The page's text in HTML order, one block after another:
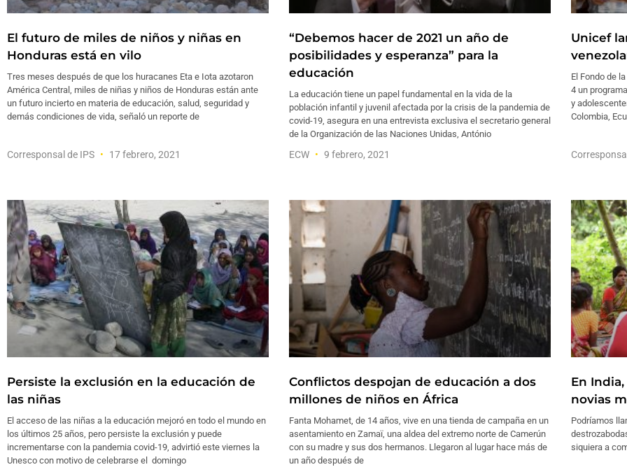
El futuro de miles de niños y niñas en
Honduras está en vilo
Tres meses después de que los huracanes Eta e Iota azotaron
América Central, miles de niñas y niños de Honduras están ante
un futuro incierto en materia de educación, salud, seguridad y
demás condiciones de vida, señaló un reporte de
Corresponsal de IPS 17 febrero, 2021
“Debemos hacer de 2021 un año de
posibilidades y esperanza” para la
educación
La educación tiene un papel fundamental en la vida de la
población infantil y juvenil afectada por la crisis de la pandemia de
covid-19, asegura en una entrevista exclusiva el secretario general
de la Organización de las Naciones Unidas, António
ECW 9 febrero, 2021
Unicef
El Fondo de
4 un
y
Colombia,
Persiste la exclusión en la educación de
las niñas
El acceso de las niñas a la educación mejoró en todo el mundo en
los últimos 25 años, pero persiste la exclusión y puede
incrementarse con la pandemia covid-19, advirtió este viernes la
Unesco con motivo de celebrarse el domingo
Conflictos despojan de educación a dos
millones de niños en África
Fanta Mohamet, de 14 años, vive en una tienda de campaña en un
asentamiento en Zamaï, una aldea del extremo norte de Camerún
con su madre y sus dos hermanos. Llegaron al lugar hace más de
un año después de
En
novias
Podríamos
siquiera a